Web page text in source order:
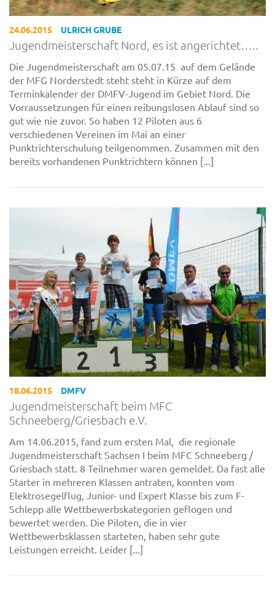
24.06.2015 ULRICH GRUBE
Jugendmeisterschaft Nord, es ist angerichtet…..
Die Jugendmeisterschaft am 05.07.15 auf dem Gelände
der MFG Norderstedt steht steht in Kürze auf dem
Terminkalender der DMFV-Jugend im Gebiet Nord. Die
Vorraussetzungen für einen reibungslosen Ablauf sind so
gut wie nie zuvor. So haben 12 Piloten aus 6
verschiedenen Vereinen im Mai an einer
Punktrichterschulung teilgenommen. Zusammen mit den
bereits vorhandenen Punktrichtern können [...]
18.06.2015 DMFV
Jugendmeisterschaft beim MFC
Schneeberg/Griesbach e.V.
Am 14.06.2015, fand zum ersten Mal, die regionale
Jugendmeisterschaft Sachsen I beim MFC Schneeberg /
Griesbach statt. 8 Teilnehmer waren gemeldet. Da fast alle
Starter in mehreren Klassen antraten, konnten vom
Elektrosegelflug, Junior- und Expert Klasse bis zum F-
Schlepp alle Wettbewerbskategorien geflogen und
bewertet werden. Die Piloten, die in vier
Wettbewerbsklassen starteten, haben sehr gute
Leistungen erreicht. Leider [...]